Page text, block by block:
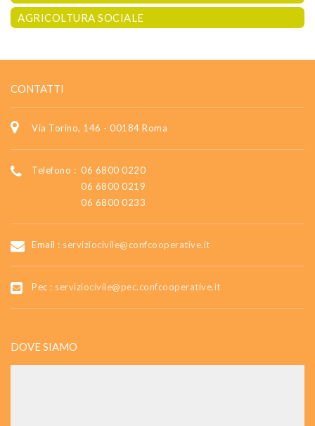
AGRICOLTURA SOCIALE
CONTATTI
Via Torino, 146 - 00184 Roma
Telefono : 06 6800 0220
06 6800 0219
06 6800 0233
Email : serviziocivile@confcooperative.it
Pec : serviziocivile@pec.confcooperative.it
DOVE SIAMO